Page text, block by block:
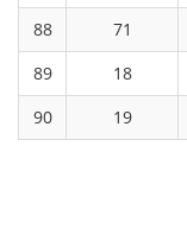
88
71
89
18
90
19